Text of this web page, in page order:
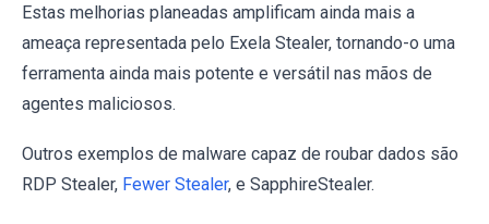
Estas melhorias planeadas amplificam ainda mais a
ameaça representada pelo Exela Stealer, tornando-o uma
ferramenta ainda mais potente e versátil nas mãos de
agentes maliciosos.
Outros exemplos de malware capaz de roubar dados são
RDP Stealer, Fewer Stealer, e SapphireStealer.